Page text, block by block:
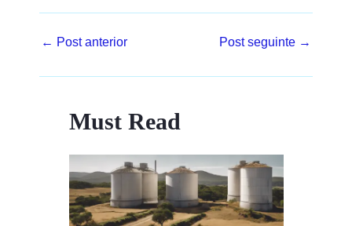
← Post anterior Post seguinte →
Must Read